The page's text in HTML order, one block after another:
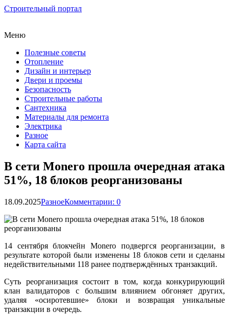
Строительный портал
Меню
Полезные советы
Отопление
Дизайн и интерьер
Двери и проемы
Безопасность
Строительные работы
Сантехника
Материалы для ремонта
Электрика
Разное
Карта сайта
В сети Monero прошла очередная атака
51%, 18 блоков реорганизованы
18.09.2025РазноеКомментарии: 0
14 сентября блокчейн Monero подвергся реорганизации, в
результате которой были изменены 18 блоков сети и сделаны
недействительными 118 ранее подтверждённых транзакций.
Суть реорганизация состоит в том, когда конкурирующий
клан валидаторов с большим влиянием обгоняет других,
удаляя «осиротевшие» блоки и возвращая уникальные
транзакции в очередь.